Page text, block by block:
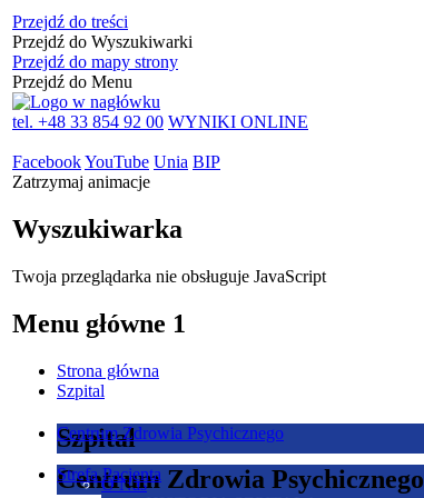
Przejdź do treści
Przejdź do Wyszukiwarki
Przejdź do mapy strony
Przejdź do Menu
tel. +48 33 854 92 00 WYNIKI ONLINE
FacebookYouTube Unia BIP
Zatrzymaj animacje
Wyszukiwarka
Twoja przeglądarka nie obsługuje JavaScript
Menu główne 1
Strona główna
Szpital
Szpital
O Nas
Centrum Zdrowia Psychicznego
Centrum Zdrowia Psychicznego
Strefa Pacjenta